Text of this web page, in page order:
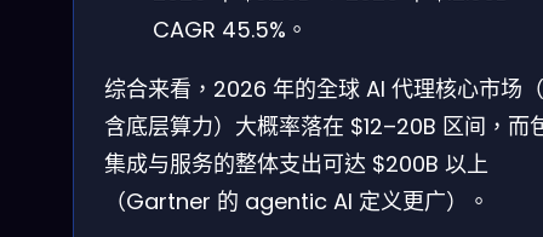
CAGR 45.5%。
综合来看，2026 年的全球 AI 代理核心市场
含底层算力）大概率落在 $12–20B 区间，而
集成与服务的整体支出可达 $200B 以上
（Gartner 的 agentic AI 定义更广）。